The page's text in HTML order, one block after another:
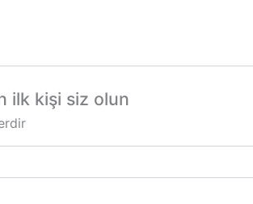
ilk kişi siz olun